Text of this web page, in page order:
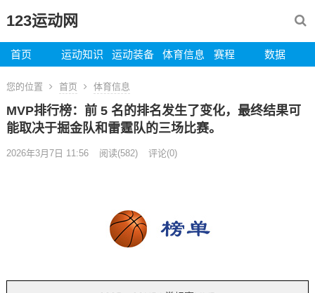
123运动网
首页 运动知识 运动装备 体育信息 赛程 数据
您的位置 首页 体育信息
MVP排行榜：前 5 名的排名发生了变化，最终结果可
能取决于掘金队和雷霆队的三场比赛。
2026年3月7日 11:56 阅读(582) 评论(0)